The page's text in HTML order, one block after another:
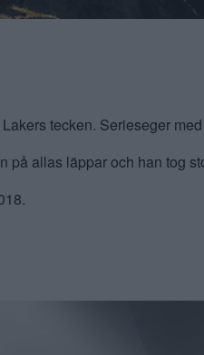
tecken. Serieseger
på allas läppar och han tog